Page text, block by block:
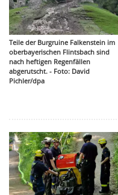
Teile der Burgruine Falkenstein im
oberbayerischen Flintsbach sind
nach heftigen Regenfällen
abgerutscht. - Foto: David
Pichler/dpa